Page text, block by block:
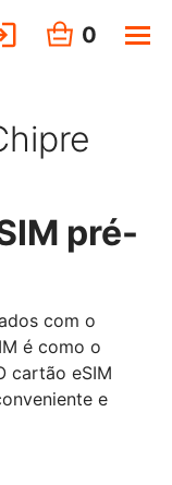
0
pré-
com o
é como o
cartão eSIM
e